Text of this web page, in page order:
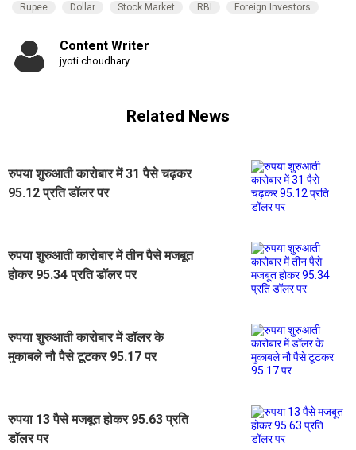
Rupee Dollar Stock Market RBI Foreign Investors
Content Writer
jyoti choudhary
Related News
रुपया शुरुआती कारोबार में 31 पैसे चढ़कर
95.12 प्रति डॉलर पर
रुपया शुरुआती कारोबार में तीन पैसे मजबूत
होकर 95.34 प्रति डॉलर पर
रुपया शुरुआती कारोबार में डॉलर के
मुकाबले नौ पैसे टूटकर 95.17 पर
रुपया 13 पैसे मजबूत होकर 95.63 प्रति
डॉलर पर